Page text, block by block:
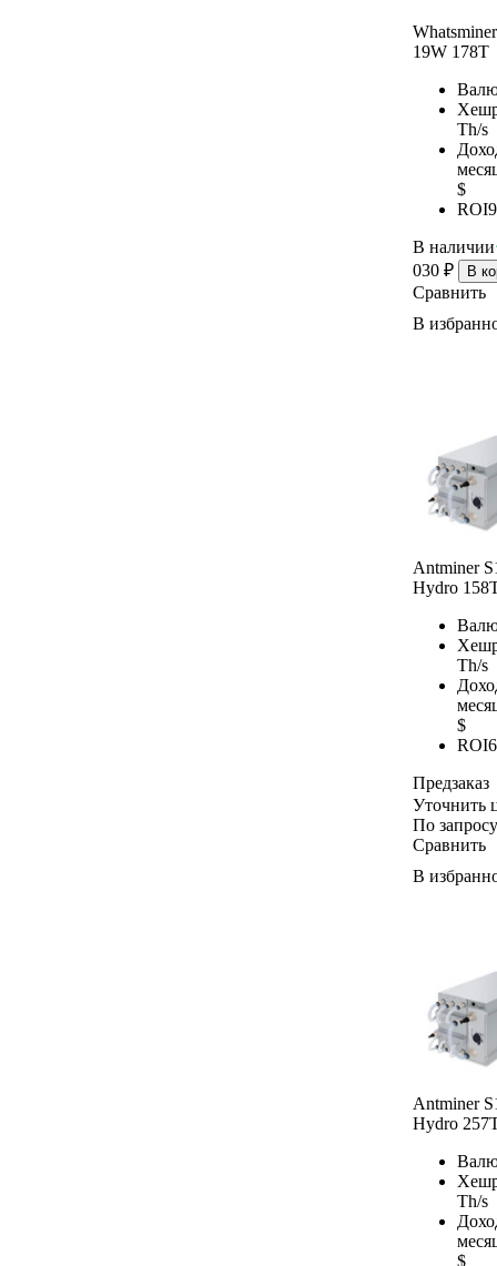
19W 178T
Th/s
$
ROI
В наличии
030 ₽ В
Сравнить
В
Antminer
Hydro
Th/s
$
ROI
Предзаказ
Уточнить
По запросу
Сравнить
В
Antminer
Hydro
Th/s
$